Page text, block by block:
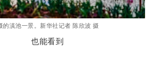
滇池一景。新华社记者 陈欣波 摄
也能看到